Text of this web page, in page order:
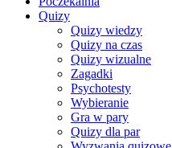
Quizy
Quizy wiedzy
Quizy na czas
Quizy wizualne
Zagadki
Psychotesty
Wybieranie
Gra w pary
Quizy dla par